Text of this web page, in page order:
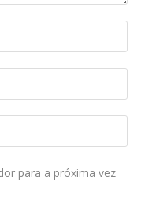
para a próxima vez